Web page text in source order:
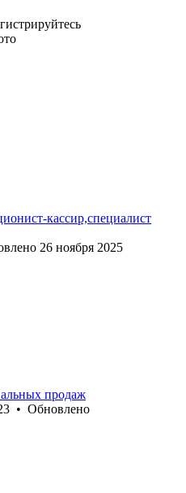
кассир,специалист
26 ноября 2025
продаж
• Обновлено